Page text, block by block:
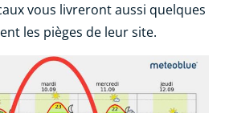
vous livreront aussi quelques
les pièges de leur site.